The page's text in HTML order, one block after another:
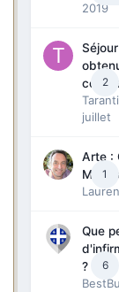
2019
2
juillet
1
Arte :
6
Que
?